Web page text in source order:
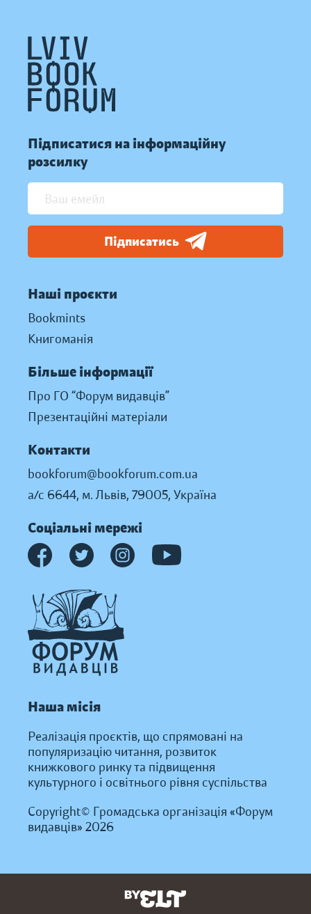
Підписатися на інформаційну
розсилку
Підписатись
Наші проєкти
Bookmints
Книгоманія
Більше інформації
Про ГО “Форум видавців”
Презентаційні матеріали
Контакти
bookforum@bookforum.com.ua
а/с 6644, м. Львів, 79005, Україна
Соціальні мережі
Наша місія
Реалізація проєктів, що спрямовані на
популяризацію читання, розвиток
книжкового ринку та підвищення
культурного і освітнього рівня суспільства
Copyright© Громадська організація «Форум
видавців» 2026